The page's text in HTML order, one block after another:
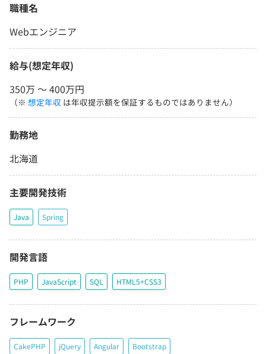
職種名
Webエンジニア
給与(想定年収)
350万 〜 400万円
（※ 想定年収 は年収提示額を保証するものではありません）
勤務地
北海道
主要開発技術
Java Spring
開発言語
PHP JavaScript SQL HTML5+CSS3
フレームワーク
CakePHP jQuery Angular Bootstrap